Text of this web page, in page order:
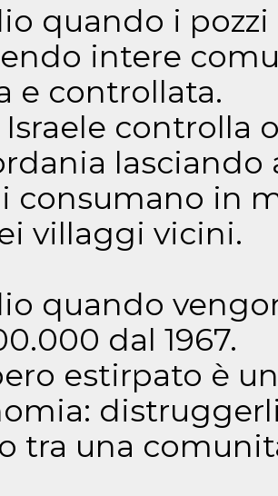
quando i
intere
e controllata.
controlla
consumano in
villaggi vicini.
quando
dal 1967.
estirpato è
tra una